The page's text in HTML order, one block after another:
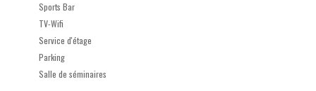
Sports Bar
TV-Wifi
Service d'étage
Parking
Salle de séminaires